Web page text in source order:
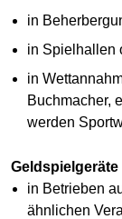
in
in Spielhallen
in
Buchmacher,
werden
in Betrieben
ähnlichen